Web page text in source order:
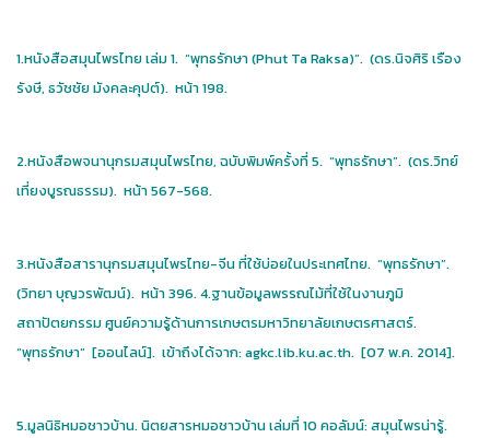
1.หนังสือสมุนไพรไทย เล่ม 1. “พุทธรักษา (Phut Ta Raksa)”. (ดร.นิจศิริ เรือง
รังษี, ธวัชชัย มังคละคุปต์). หน้า 198.
2.หนังสือพจนานุกรมสมุนไพรไทย, ฉบับพิมพ์ครั้งที่ 5. “พุทธรักษา”. (ดร.วิทย์
เที่ยงบูรณธรรม). หน้า 567-568.
3.หนังสือสารานุกรมสมุนไพรไทย-จีน ที่ใช้บ่อยในประเทศไทย. “พุทธรักษา”.
(วิทยา บุญวรพัฒน์). หน้า 396. 4.ฐานข้อมูลพรรณไม้ที่ใช้ในงานภูมิ
สถาปัตยกรรม ศูนย์ความรู้ด้านการเกษตรมหาวิทยาลัยเกษตรศาสตร์.
“พุทธรักษา” [ออนไลน์]. เข้าถึงได้จาก: agkc.lib.ku.ac.th. [07 พ.ค. 2014].
5.มูลนิธิหมอชาวบ้าน. นิตยสารหมอชาวบ้าน เล่มที่ 10 คอลัมน์: สมุนไพรน่ารู้.